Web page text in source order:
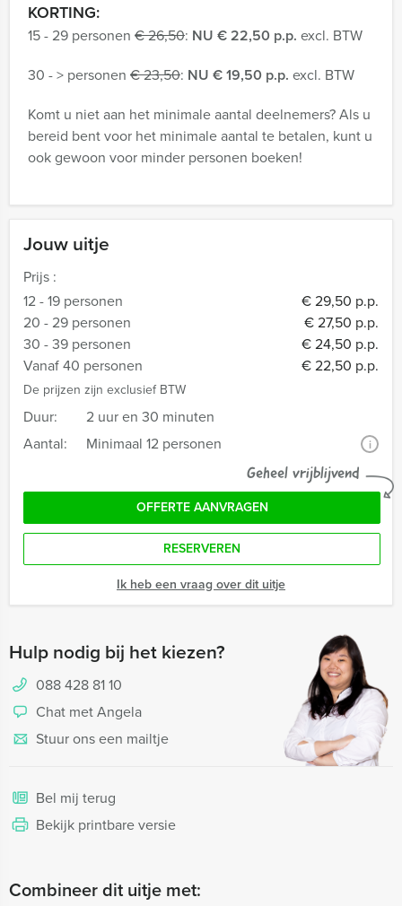
Jouw uitje
Prijs :
12 - 19 personen
€ 29,50 p.p.
20 - 29 personen
€ 27,50 p.p.
30 - 39 personen
€ 24,50 p.p.
Vanaf 40 personen
€ 22,50 p.p.
De prijzen zijn exclusief BTW
Duur:
2 uur en 30 minuten
Aantal:
Minimaal 12 personen i
Geheel vrijblijvend
OFFERTE AANVRAGEN
RESERVEREN
Ik heb een vraag over dit uitje
Hulp nodig bij het kiezen?
088 428 81 10
Chat met Angela
Stuur ons een mailtje
Bel mij terug
Bekijk printbare versie
KORTING:
15 - 29 personen € 26,50: NU € 22,50 p.p. excl. BTW
30 - > personen € 23,50: NU € 19,50 p.p. excl. BTW
Komt u niet aan het minimale aantal deelnemers? Als u
bereid bent voor het minimale aantal te betalen, kunt u
ook gewoon voor minder personen boeken!
Combineer dit uitje met: